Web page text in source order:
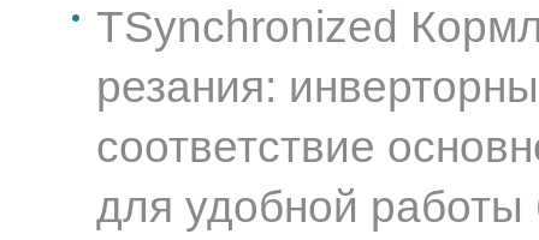
TSynchronized
резания:
соответствие
для удобной работы